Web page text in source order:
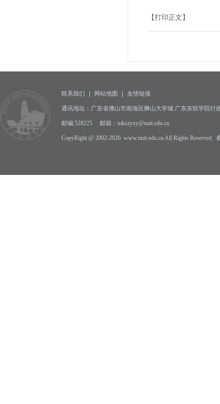
【打印正文】
联系我们 网站地图 友情链接
通讯地址：广东省佛山市南海区狮山大学城 广东东软学院行
邮编:528225 邮箱：mkszyxy@nuit.edu.cn
CopyRight @ 2002-2026 www.nuit.edu.cn All Rights Reserved